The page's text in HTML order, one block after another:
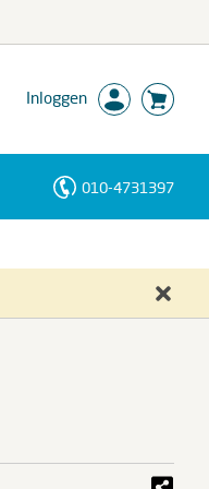
Inloggen
010-4731397